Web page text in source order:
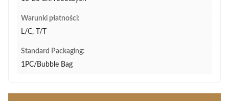
Warunki płatności:
L/C, T/T
Standard Packaging:
1PC/Bubble Bag